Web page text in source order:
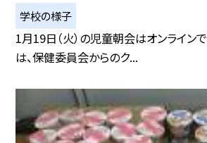
学校の様子
1月19日（火）の児童朝会はオンライン
は、保健委員会からのク...